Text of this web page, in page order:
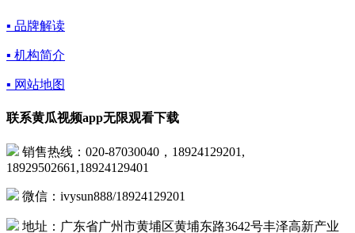
▪ 品牌解读
▪ 机构简介
▪ 网站地图
联系黄瓜视频app无限观看下载
销售热线：020-87030040，18924129201,
18929502661,18924129401
微信：ivysun888/18924129201
地址：广东省广州市黄埔区黄埔东路3642号丰泽高新产业